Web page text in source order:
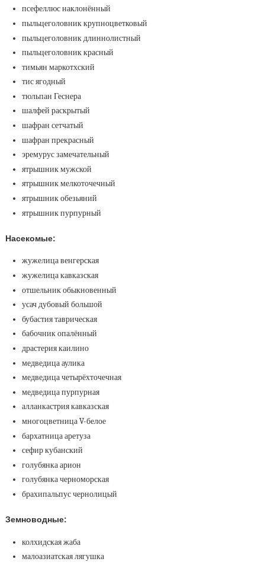
псефеллюс наклонённый
пыльцеголовник крупноцветковый
пыльцеголовник длиннолистный
пыльцеголовник красный
тимьян маркотхский
тис ягодный
тюльпан Геснера
шалфей раскрытый
шафран сетчатый
шафран прекрасный
эремурус замечательный
ятрышник мужской
ятрышник мелкоточечный
ятрышник обезьяний
ятрышник пурпурный
Насекомые:
жужелица венгерская
жужелица кавказская
отшельник обыкновенный
усач дубовый большой
бубастия таврическая
бабочник опалённый
драстерия каилино
медведица аулика
медведица четырёхточечная
медведица пурпурная
алланкастрия кавказская
многоцветница V-белое
бархатница аретуза
сефир кубанский
голубянка арион
голубянка черноморская
брахипальпус чернолицый
Земноводные:
колхидская жаба
малоазиатская лягушка